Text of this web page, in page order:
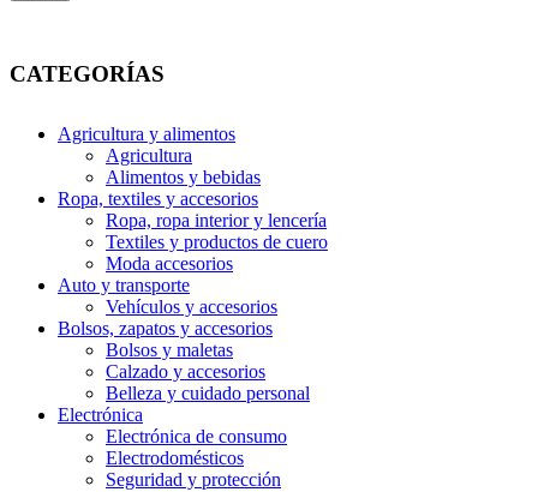
CATEGORÍAS
Agricultura y alimentos
Agricultura
Alimentos y bebidas
Ropa, textiles y accesorios
Ropa, ropa interior y lencería
Textiles y productos de cuero
Moda accesorios
Auto y transporte
Vehí­culos y accesorios
Bolsos, zapatos y accesorios
Bolsos y maletas
Calzado y accesorios
Belleza y cuidado personal
Electrónica
Electrónica de consumo
Electrodomésticos
Seguridad y protección